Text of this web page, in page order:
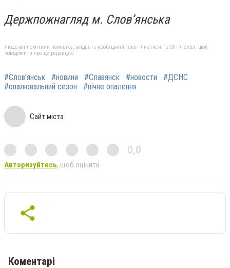
Держпожнагляд м. Слов’янська
Якщо ви помітили помилку, виділіть необхідний текст і натисніть Ctrl + Enter, щоб
повідомити про це редакцію
#Слов’янськ #новини #Славянск #новости
#ДСНС
#опалювальний сезон
#пічне опалення
Сайт міста
0,0
Авторизуйтесь, щоб оцінити
Коментарі